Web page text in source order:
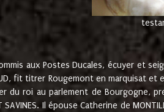
aux Postes Ducales, écuyer et
fit titrer Rougemont en marquisat
du roi au parlement de Bourgogne,
SAVINES. Il épouse Catherine de